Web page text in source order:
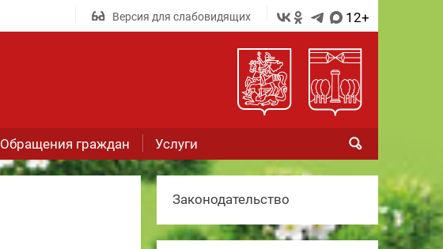
Версия для слабовидящих 12+
Обращения граждан Услуги
Законодательство